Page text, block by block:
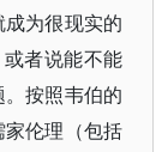
为很现实的
者说能不能
按照韦伯的
伦理（包括